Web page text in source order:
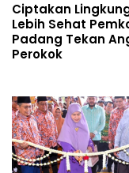
Ciptakan
Lebih Sehat
Padang Tekan
Perokok